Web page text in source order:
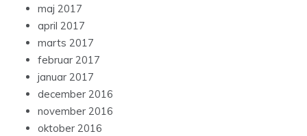
maj 2017
april 2017
marts 2017
februar 2017
januar 2017
december 2016
november 2016
oktober 2016